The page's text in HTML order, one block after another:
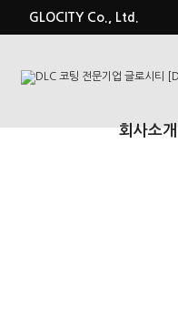
GLOCITY Co., Ltd.
회사소개